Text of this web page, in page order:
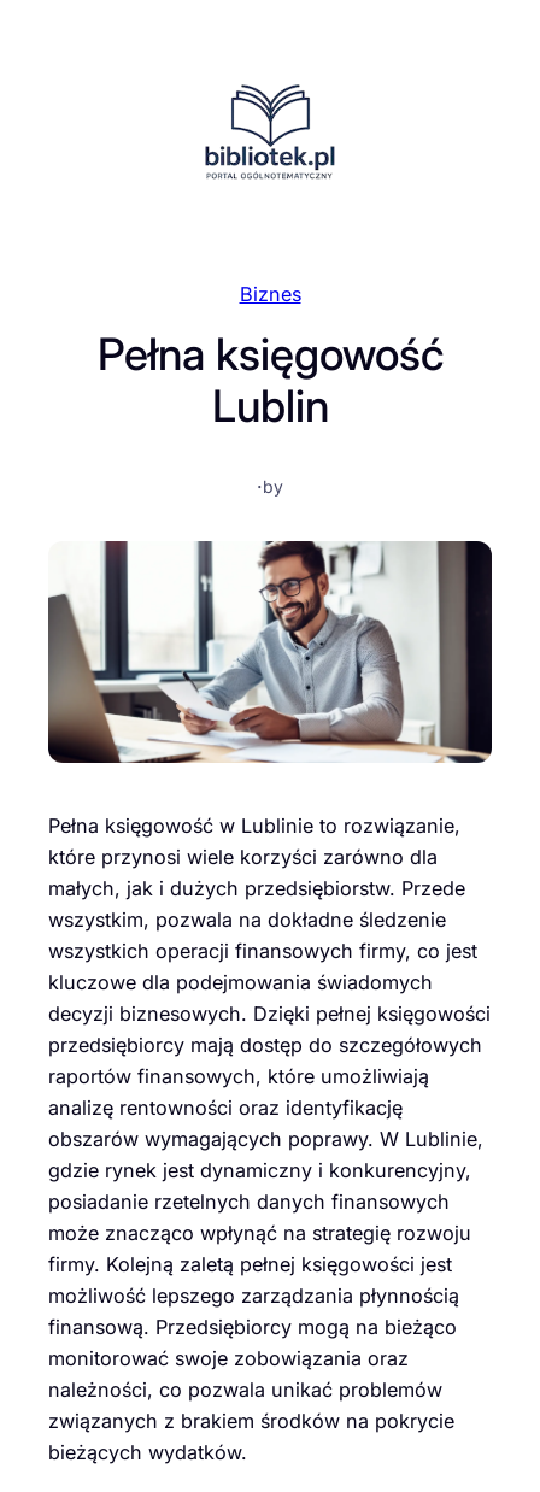
Biznes
Pełna księgowość
Lublin
·by
Pełna księgowość w Lublinie to rozwiązanie,
które przynosi wiele korzyści zarówno dla
małych, jak i dużych przedsiębiorstw. Przede
wszystkim, pozwala na dokładne śledzenie
wszystkich operacji finansowych firmy, co jest
kluczowe dla podejmowania świadomych
decyzji biznesowych. Dzięki pełnej księgowości
przedsiębiorcy mają dostęp do szczegółowych
raportów finansowych, które umożliwiają
analizę rentowności oraz identyfikację
obszarów wymagających poprawy. W Lublinie,
gdzie rynek jest dynamiczny i konkurencyjny,
posiadanie rzetelnych danych finansowych
może znacząco wpłynąć na strategię rozwoju
firmy. Kolejną zaletą pełnej księgowości jest
możliwość lepszego zarządzania płynnością
finansową. Przedsiębiorcy mogą na bieżąco
monitorować swoje zobowiązania oraz
należności, co pozwala unikać problemów
związanych z brakiem środków na pokrycie
bieżących wydatków.